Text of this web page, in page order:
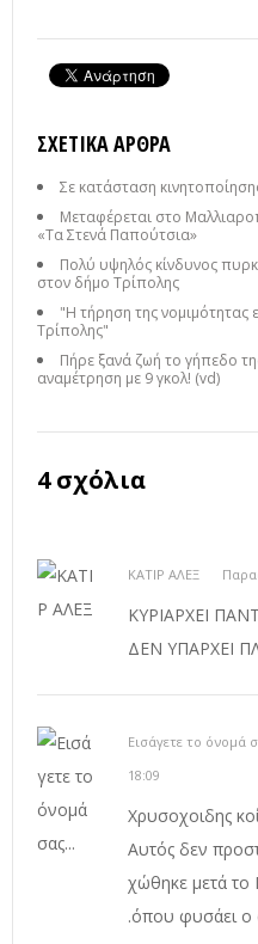
ΣΧΕΤΙΚΆ ΆΡΘΡΑ
Σε κατάσταση
Μεταφέρεται στο
«Τα Στενά Παπούτσια»
Πολύ υψηλός κίνδυνος
στον δήμο Τρίπολης
"Η τήρηση της νομιμότητας
Τρίπολης"
Πήρε ξανά ζωή το γήπεδο
αναμέτρηση με 9 γκολ! (vd)
4 σχόλια
ΚΑΤΙΡ ΑΛΕΞ
ΚΥΡΙΑΡΧΕΙ
ΔΕΝ ΥΠΑΡΧΕΙ
Εισάγετε το όνομά
18:09
Χρυσοχοιδης
Αυτός δεν
χώθηκε μετά
.όπου φυσάει ο